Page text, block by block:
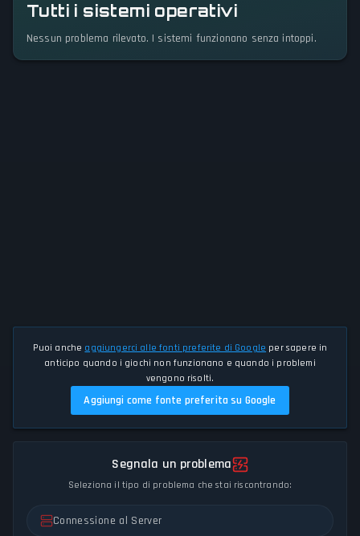
Tutti i sistemi operativi
Nessun problema rilevato. I sistemi funzionano senza intoppi.
Puoi anche aggiungerci alle fonti preferite di Google per sapere in
anticipo quando i giochi non funzionano e quando i problemi
vengono risolti.
Aggiungi come fonte preferita su Google
Segnala un problema
Seleziona il tipo di problema che stai riscontrando:
Connessione al Server